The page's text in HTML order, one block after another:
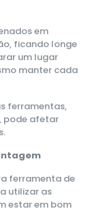
em
ficando longe
um lugar
manter cada
ferramentas,
pode afetar
ferramenta de
utilizar as
estar em bom